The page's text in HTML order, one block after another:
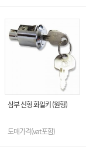
삼부 신형 화일키 (원형)
도매가격(vat포함)